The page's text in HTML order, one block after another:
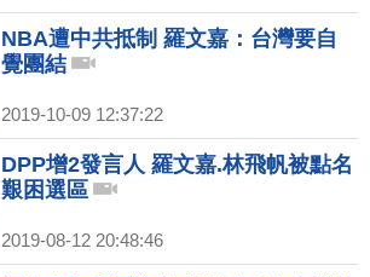
NBA遭中共抵制 羅文嘉：台灣要自
覺團結
2019-10-09 12:37:22
DPP增2發言人 羅文嘉.林飛帆被點名
艱困選區
2019-08-12 20:48:46